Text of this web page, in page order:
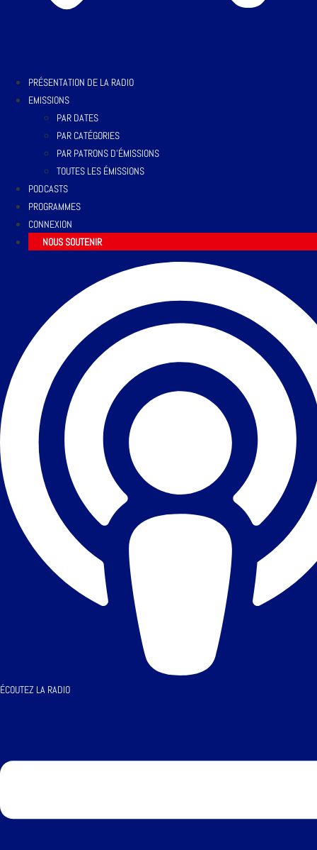
PRÉSENTATION DE LA RADIO
EMISSIONS
PAR DATES
PAR CATÉGORIES
PAR PATRONS D’ÉMISSIONS
TOUTES LES ÉMISSIONS
PODCASTS
PROGRAMMES
CONNEXION
NOUS SOUTENIR
ÉCOUTEZ LA RADIO